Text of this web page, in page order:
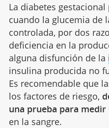
La diabetes
cuando la glucemia de
controlada, por dos
deficiencia en la
alguna disfunción de la
insulina producida no
Es recomendable que
los factores de riesgo,
una prueba para medir
en la sangre.